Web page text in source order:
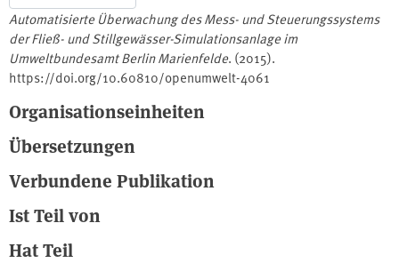
Automatisierte Überwachung des Mess- und Steuerungssystems
der Fließ- und Stillgewässer-Simulationsanlage im
Umweltbundesamt Berlin Marienfelde. (2015).
https://doi.org/10.60810/openumwelt-4061
Organisationseinheiten
Übersetzungen
Verbundene Publikation
Ist Teil von
Hat Teil